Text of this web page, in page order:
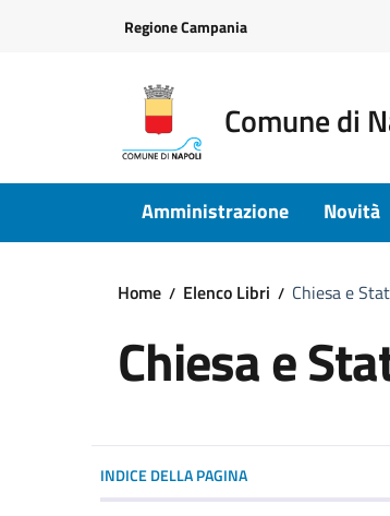
Regione Campania
Comune di
Amministrazione Novità
Home Elenco Libri Chiesa e
Chiesa e
INDICE DELLA PAGINA